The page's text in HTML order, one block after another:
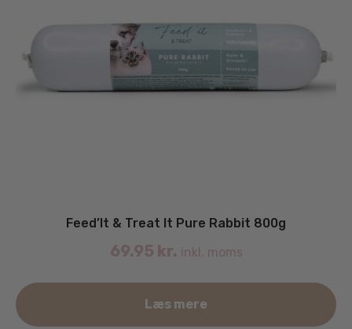
Feed’It & Treat It Pure Rabbit 800g
69.95 kr. inkl. moms
Læs mere